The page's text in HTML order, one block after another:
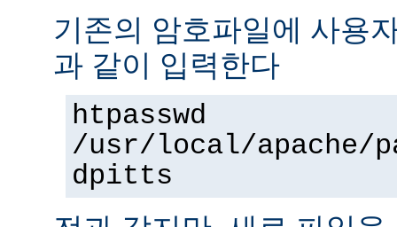
기존의 암호파일에 사용
과 같이 입력한다
htpasswd
/usr/local/apache/
dpitts